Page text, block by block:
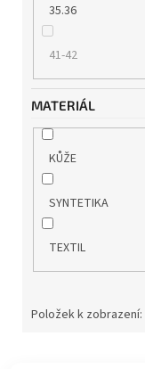
35.36
41-42
MATERIÁL
KŮŽE
SYNTETIKA
TEXTIL
Položek k zobrazení: